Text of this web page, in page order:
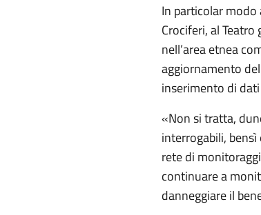
In particolar
Crociferi, al
nell’area etnea
aggiornamento
inserimento di
«Non si tratta,
interrogabili,
rete di
continuare a
danneggiare il